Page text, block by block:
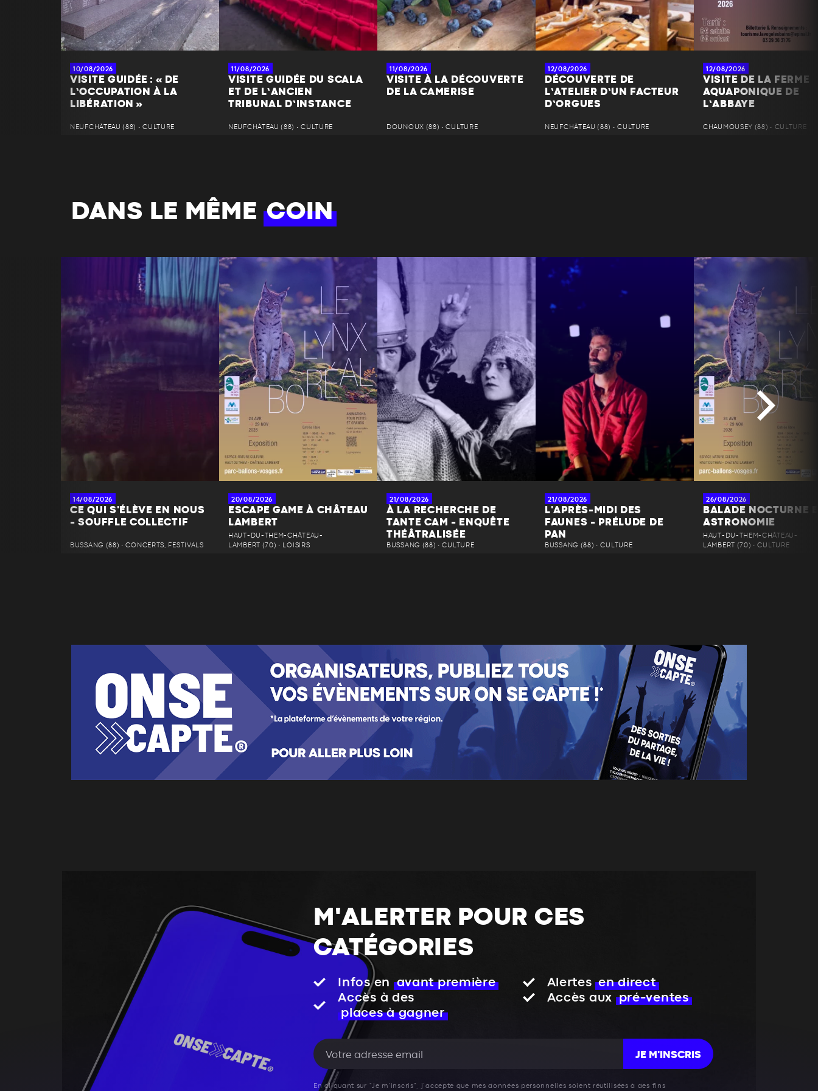
10/08/2026
VISITE GUIDÉE : « DE
L’OCCUPATION À LA
LIBÉRATION »
NEUFCHÂTEAU (88) • CULTURE
11/08/2026
VISITE GUIDÉE DU SCALA
ET DE L’ANCIEN
TRIBUNAL D’INSTANCE
NEUFCHÂTEAU (88) • CULTURE
11/08/2026
VISITE À LA DÉCOUVERTE
DE LA CAMERISE
DOUNOUX (88) • CULTURE
12/08/2026
DÉCOUVERTE DE
L’ATELIER D’UN FACTEUR
D’ORGUES
NEUFCHÂTEAU (88) • CULTURE
12/08/2026
VISITE DE LA FERME
AQUAPONIQUE DE
L’ABBAYE
CHAUMOUSEY (88) • CULTURE
DANS LE MÊMECOIN
14/08/2026
CE QUI S'ÉLÈVE EN NOUS
- SOUFFLE COLLECTIF
BUSSANG (88) • CONCERTS, FESTIVALS
20/08/2026
ESCAPE GAME À CHÂTEAU
LAMBERT
HAUT-DU-THEM-CHÂTEAU-
LAMBERT (70) • LOISIRS
21/08/2026
À LA RECHERCHE DE
TANTE CAM - ENQUÊTE
THÉÂTRALISÉE
BUSSANG (88) • CULTURE
21/08/2026
L'APRÈS-MIDI DES
FAUNES - PRÉLUDE DE
PAN
BUSSANG (88) • CULTURE
26/08/2026
BALADE NOCTURNE
ASTRONOMIE
HAUT-DU-THEM-CHÂTEAU-
LAMBERT (70) • CULTURE
M'ALERTER POUR CES
CATÉGORIES
Infos en avant première Alertes en direct
Accès à des
places à gagner
Accès aux pré-ventes
JE M'INSCRIS
En cliquant sur "Je m'inscris", j’accepte que mes données personnelles soient réutilisées à des fins